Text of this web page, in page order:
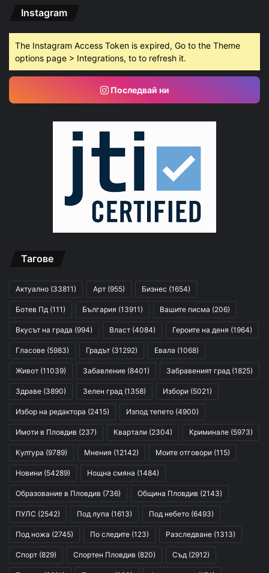
Instagram
The Instagram Access Token is expired, Go to the Theme
options page > Integrations, to to refresh it.
Последвай ни
Тагове
Актуално (33811) Арт (955) Бизнес (1654)
Ботев Пд (111) България (13911) Вашите писма (206)
Вкусът на града (994) Власт (4084) Героите на деня (1964)
Гласове (5983) Градът (31292) Евала (1068)
Живот (11039) Забавление (8401) Забравеният град (1825)
Здраве (3890) Зелен град (1358) Избори (5021)
Избор на редактора (2415) Изпод тепето (4900)
Имоти в Пловдив (237) Квартали (2304) Криминале (5973)
Култура (9789) Мнения (12142) Моите отговори (115)
Новини (54289) Нощна смяна (1484)
Образование в Пловдив (736) Община Пловдив (2143)
ПУЛС (2542) Под лупа (1613) Под небето (6493)
Под ножа (2745) По следите (123) Разследване (1313)
Спорт (829) Спортен Пловдив (820) Съд (2912)